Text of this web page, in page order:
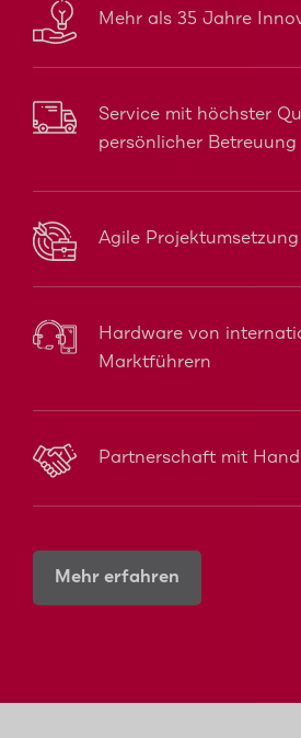
Mehr als 35 Jahre
Service mit höchster
persönlicher Betreuung
Agile Projektumsetzung
Hardware von
Marktführern
Partnerschaft mit
Mehr erfahren